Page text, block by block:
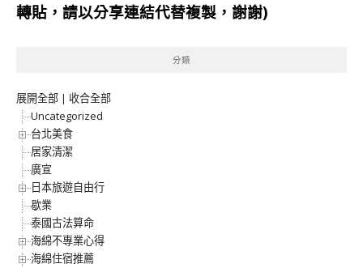
轉貼，請以分享連結代替複製，謝謝)
分類
展開全部 | 收合全部
Uncategorized
台北美食
居家清潔
廣宣
日本旅遊自由行
歇業
泰國古法算命
海綿不專業心得
海綿住宿推薦